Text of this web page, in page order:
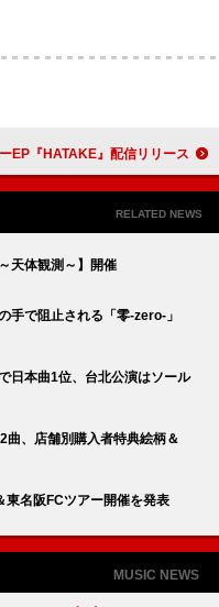
Rin音／Akusa／クボタカイ、ニューEP『HATAKE』配信リリース
RELATED NEWS
天体観測～】開催
手で阻止される「零-zero-」
日本曲1位、台北公演はソール
、店舗別購入者特典絵柄＆
名阪FCツアー開催を発表
MUSIC NEWS